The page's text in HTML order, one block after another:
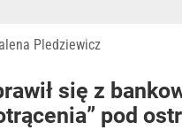
Pledziewicz
się z
pod